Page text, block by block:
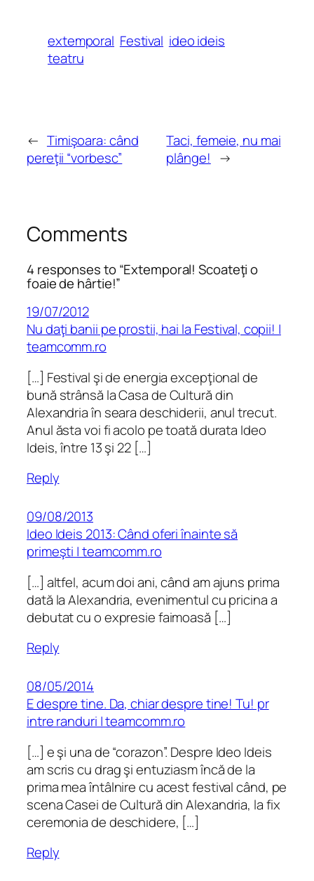
extemporal Festival ideo ideis
teatru
← Timişoara: când
pereţii “vorbesc”
Taci, femeie, nu mai
plânge! →
Comments
4 responses to “Extemporal! Scoateţi o
foaie de hârtie!”
19/07/2012
Nu daţi banii pe prostii, hai la Festival, copii! |
teamcomm.ro
[…] Festival şi de energia excepţional de
bună strânsă la Casa de Cultură din
Alexandria în seara deschiderii, anul trecut.
Anul ăsta voi fi acolo pe toată durata Ideo
Ideis, între 13 şi 22 […]
Reply
09/08/2013
Ideo Ideis 2013: Când oferi înainte să
primeşti | teamcomm.ro
[…] altfel, acum doi ani, când am ajuns prima
dată la Alexandria, evenimentul cu pricina a
debutat cu o expresie faimoasă […]
Reply
08/05/2014
E despre tine. Da, chiar despre tine! Tu! pr
intre randuri | teamcomm.ro
[…] e şi una de “corazon”. Despre Ideo Ideis
am scris cu drag şi entuziasm încă de la
prima mea întâlnire cu acest festival când, pe
scena Casei de Cultură din Alexandria, la fix
ceremonia de deschidere, […]
Reply